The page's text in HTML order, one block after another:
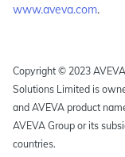
www.aveva.com.
Copyright © 2023
Solutions Limited is
and AVEVA product
AVEVA Group or its
countries.